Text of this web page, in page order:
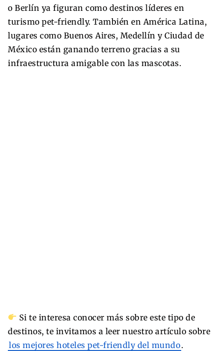
o Berlín ya figuran como destinos líderes en
turismo pet-friendly. También en América Latina,
lugares como Buenos Aires, Medellín y Ciudad de
México están ganando terreno gracias a su
infraestructura amigable con las mascotas.
Si te interesa conocer más sobre este tipo de
destinos, te invitamos a leer nuestro artículo sobre
los mejores hoteles pet-friendly del mundo.